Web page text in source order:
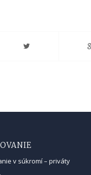
v súkromí – priváty